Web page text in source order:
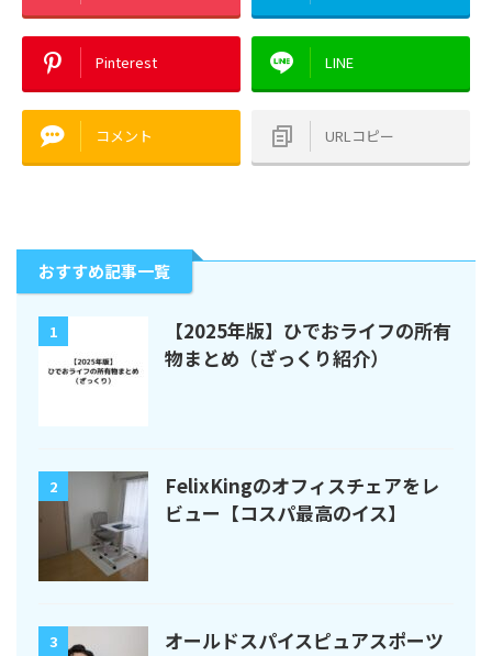
Pinterest LINE
コメント URLコピー
おすすめ記事一覧
1
【2025年版】ひでおライフの所有
物まとめ（ざっくり紹介）
2
FelixKingのオフィスチェアをレ
ビュー【コスパ最高のイス】
3
オールドスパイスピュアスポーツ